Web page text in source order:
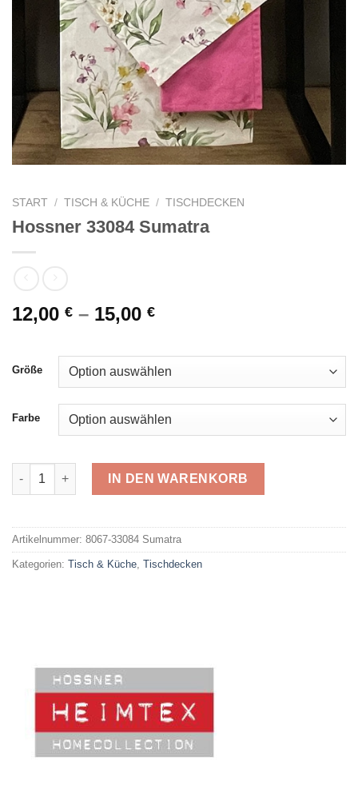
START / TISCH & KÜCHE / TISCHDECKEN
Hossner 33084 Sumatra
12,00 € – 15,00 €
Größe
Farbe
Hossner 33084 Sumatra Menge
IN DEN WARENKORB
Artikelnummer: 8067-33084 Sumatra
Kategorien: Tisch & Küche Tischdecken